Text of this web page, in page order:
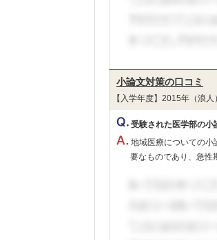
小論文対策の口コミ
【入学年度】2015年（浪
受験された医学部の小
地域医療についての
要なものであり、急性